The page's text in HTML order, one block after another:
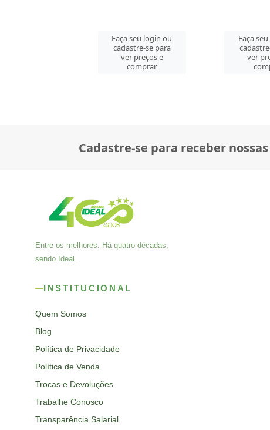
Faça seu login ou
cadastre-se para
ver preços e
comprar
Faça
ver
Cadastre-se para receber
Entre os melhores. Há quatro décadas,
sendo Ideal.
INSTITUCIONAL
Quem Somos
Blog
Política de Privacidade
Política de Venda
Trocas e Devoluções
Trabalhe Conosco
Transparência Salarial